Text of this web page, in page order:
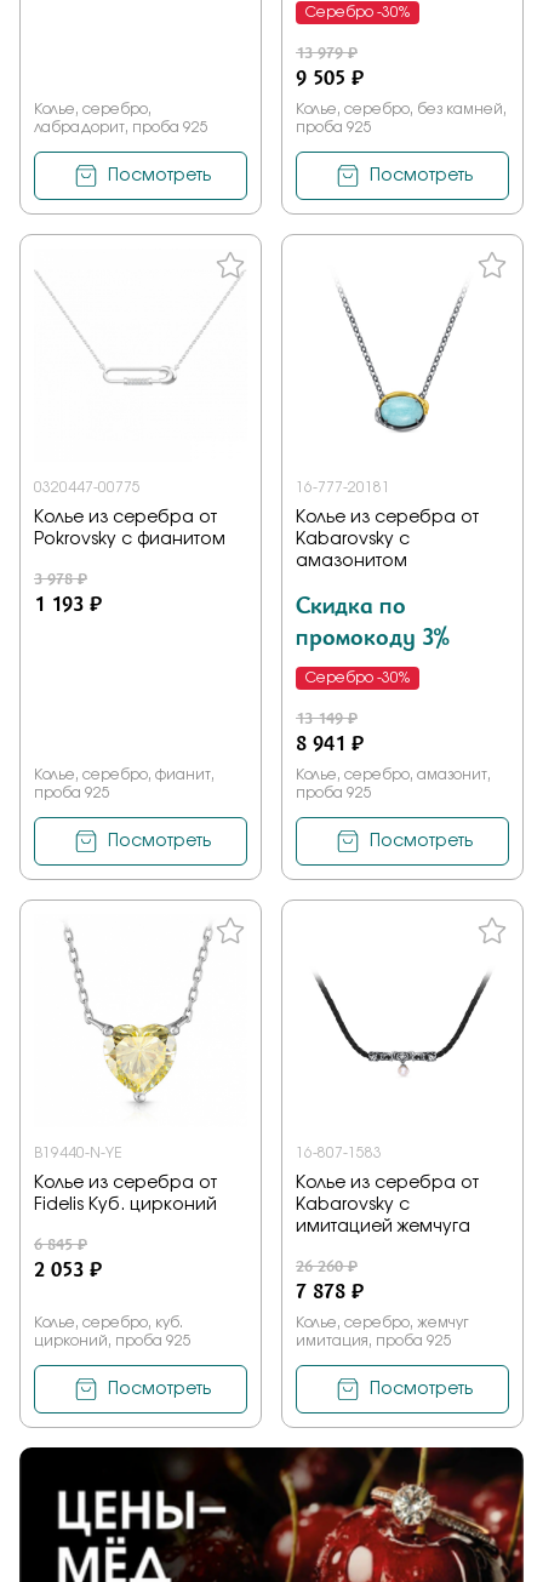
Колье, серебро,
лабрадорит, проба 925
Посмотреть
Серебро -30%
13 979 ₽
9 505 ₽
Колье, серебро, без камней,
проба 925
Посмотреть
0320447-00775
Колье из серебра от
Pokrovsky с фианитом
3 978 ₽
1 193 ₽
Колье, серебро, фианит,
проба 925
Посмотреть
16-777-20181
Колье из серебра от
Kabarovsky с
амазонитом
Скидка по
промокоду 3%
Серебро -30%
13 149 ₽
8 941 ₽
Колье, серебро, амазонит,
проба 925
Посмотреть
B19440-N-YE
Колье из серебра от
Fidelis Куб. цирконий
6 845 ₽
2 053 ₽
Колье, серебро, куб.
цирконий, проба 925
Посмотреть
16-807-1583
Колье из серебра от
Kabarovsky с
имитацией жемчуга
26 260 ₽
7 878 ₽
Колье, серебро, жемчуг
имитация, проба 925
Посмотреть